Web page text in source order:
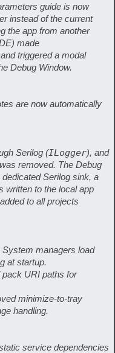
guide is now
instead of the current
the app from another
made
triggered a modal
Debug Window.
are now automatically
Serilog (ILogger), and
removed. The Debug
Serilog sink, a
written to the local app
to all projects
managers load
at startup.
URI paths for
minimize-to-tray
handling.
service dependencies